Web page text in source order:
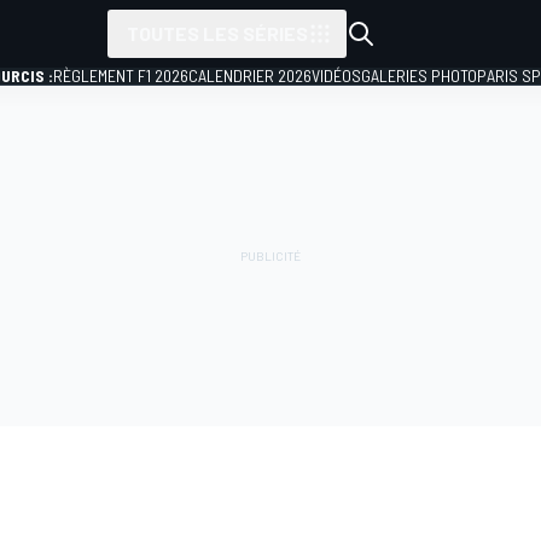
:RÈGLEMENT F1 2026CALENDRIER 2026VIDÉOSGALERIES PHOTOPARIS